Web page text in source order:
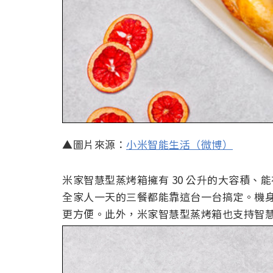
▲圖片來源： 小米智能生活（微博）
米家智慧型蒸烤箱擁有 30 公升的大容積、
全家人一天的三餐都能靠這台一台搞定。機
更方便。此外，米家智慧型蒸烤箱也支持智